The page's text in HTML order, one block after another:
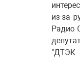
из-за
Радио
"ДТЭК